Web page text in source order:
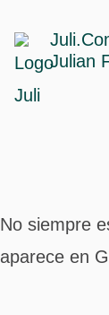
Julian
No siempre
aparece en